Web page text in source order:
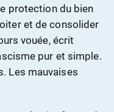
protection du bien
et de consolider
vouée, écrit
pur et simple.
Les mauvaises